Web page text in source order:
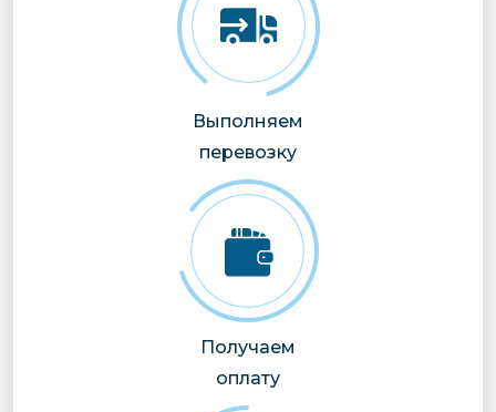
Выполняем
перевозку
Получаем
оплату